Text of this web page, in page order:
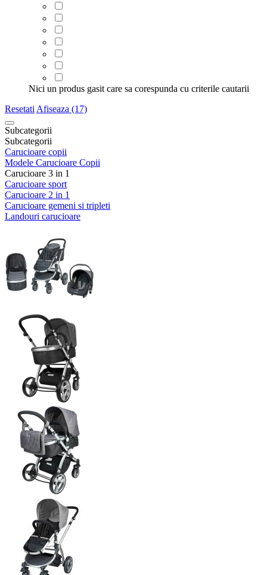
Nici un produs gasit care sa corespunda cu criterile cautarii
Resetati Afiseaza (17)
Subcategorii
Subcategorii
Carucioare copii
Modele Carucioare Copii
Carucioare 3 in 1
Carucioare sport
Carucioare 2 in 1
Carucioare gemeni si tripleti
Landouri carucioare